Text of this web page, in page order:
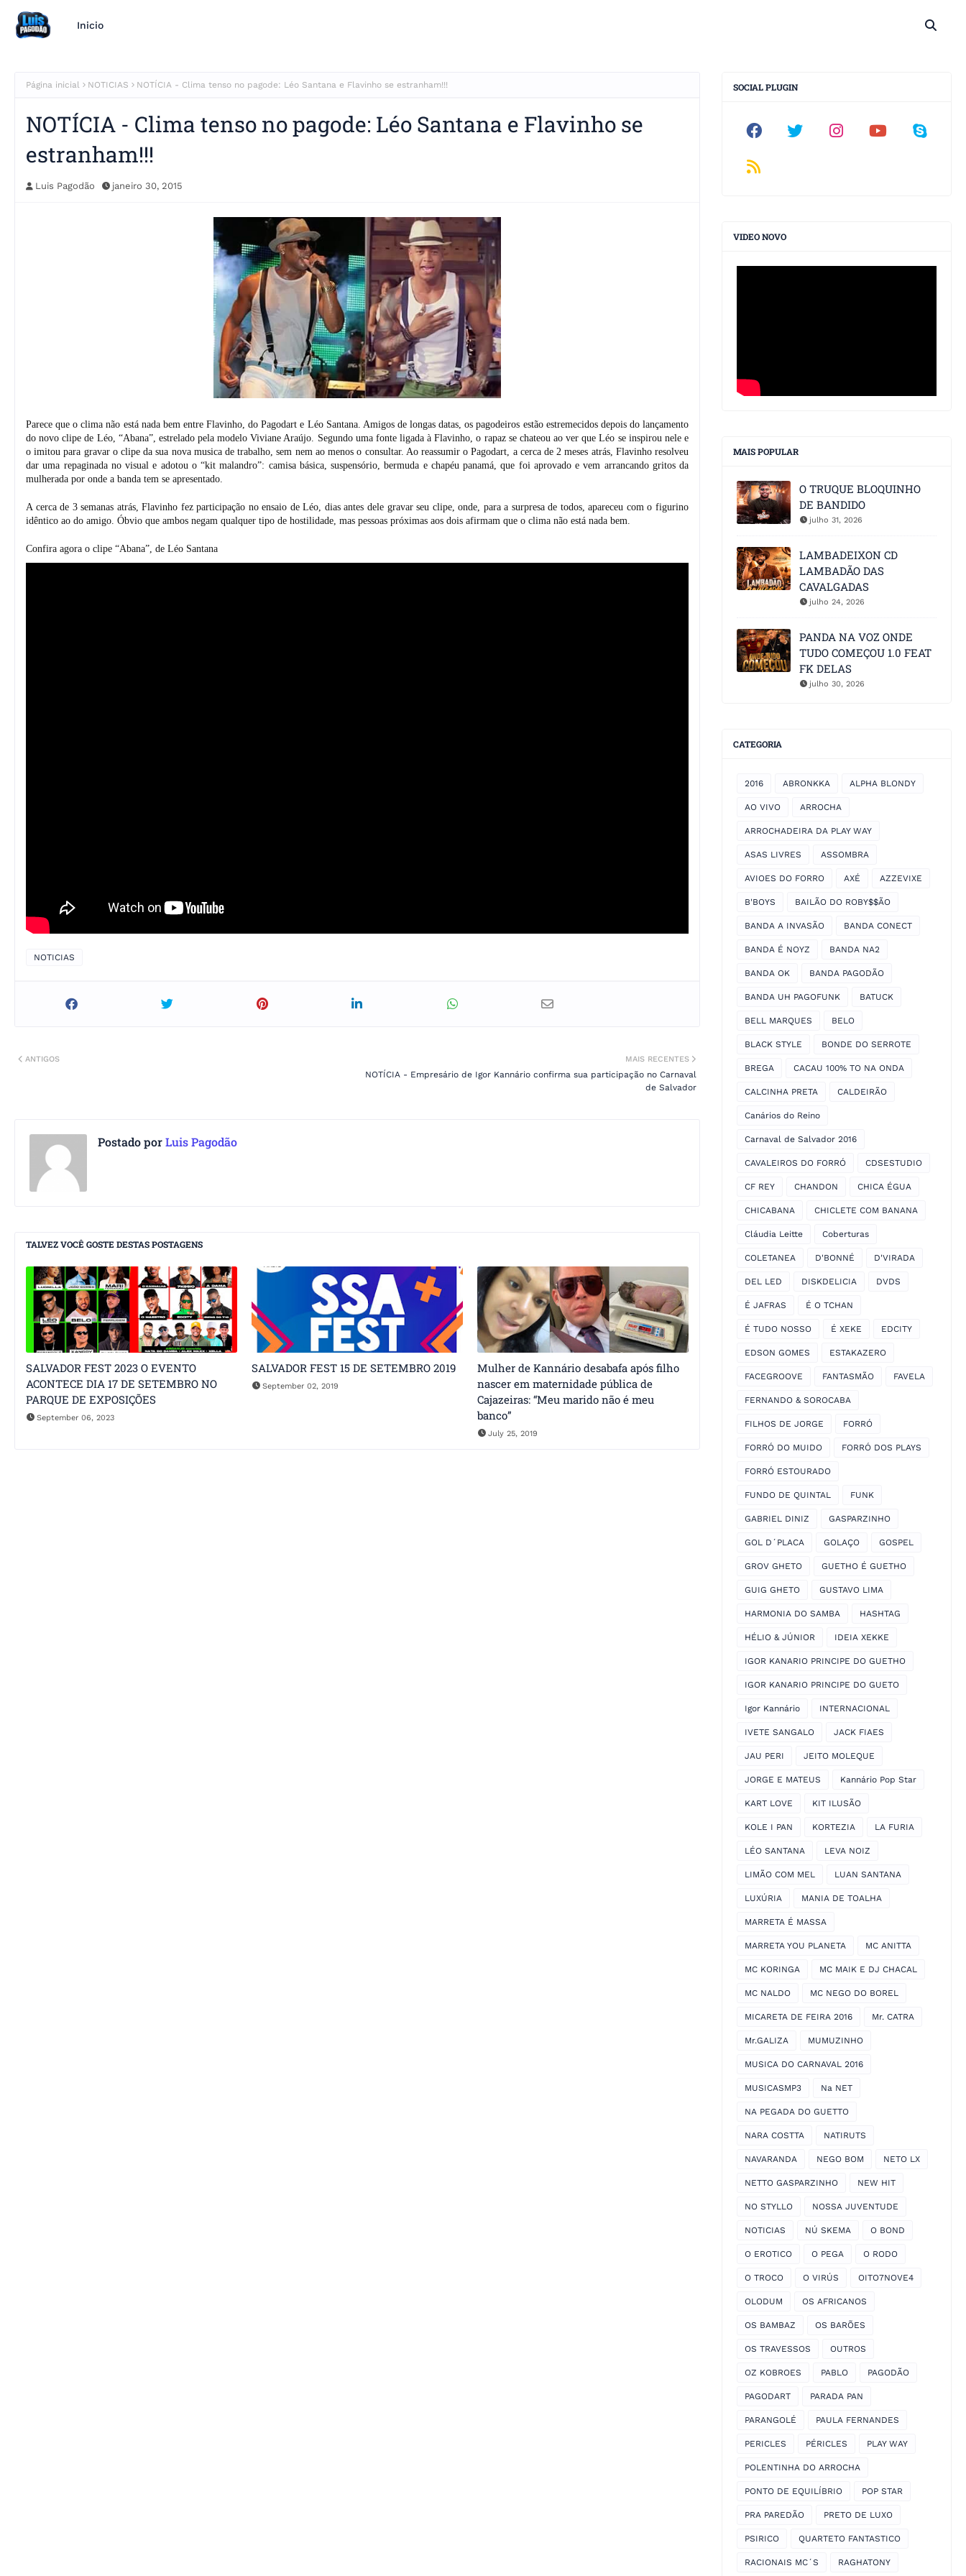
Inicio
Página inicial NOTICIAS NOTÍCIA - Clima tenso no pagode: Léo Santana e Flavinho se estranham!!!
NOTÍCIA - Clima tenso no pagode: Léo Santana e Flavinho se
estranham!!!
Luis Pagodão janeiro 30, 2015
Parece que o clima não está nada bem entre Flavinho, do Pagodart e Léo Santana. Amigos de longas datas, os pagodeiros estão estremecidos depois do lançamento
do novo clipe de Léo, “Abana”, estrelado pela modelo Viviane Araújo. Segundo uma fonte ligada à Flavinho, o rapaz se chateou ao ver que Léo se inspirou nele e
o imitou para gravar o clipe da sua nova musica de trabalho, sem nem ao menos o consultar. Ao reassumir o Pagodart, a cerca de 2 meses atrás, Flavinho resolveu
dar uma repaginada no visual e adotou o “kit malandro”: camisa básica, suspensório, bermuda e chapéu panamá, que foi aprovado e vem arrancando gritos da
mulherada por onde a banda tem se apresentado.
A cerca de 3 semanas atrás, Flavinho fez participação no ensaio de Léo, dias antes dele gravar seu clipe, onde, para a surpresa de todos, apareceu com o figurino
idêntico ao do amigo. Óbvio que ambos negam qualquer tipo de hostilidade, mas pessoas próximas aos dois afirmam que o clima não está nada bem.
Confira agora o clipe “Abana”, de Léo Santana
NOTICIAS
MAIS RECENTES
NOTÍCIA - Empresário de Igor Kannário confirma sua participação no Carnaval
de Salvador
ANTIGOS
Postado porLuis Pagodão
TALVEZ VOCÊ GOSTE DESTAS POSTAGENS
SALVADOR FEST 2023 O EVENTO
ACONTECE DIA 17 DE SETEMBRO NO
PARQUE DE EXPOSIÇÕES
September 06, 2023
SALVADOR FEST 15 DE SETEMBRO 2019
September 02, 2019
Mulher de Kannário desabafa após filho
nascer em maternidade pública de
Cajazeiras: “Meu marido não é meu
banco”
July 25, 2019
SOCIAL PLUGIN
VIDEO NOVO
MAIS POPULAR
O TRUQUE BLOQUINHO
DE BANDIDO
julho 31, 2026
LAMBADEIXON CD
LAMBADÃO DAS
CAVALGADAS
julho 24, 2026
PANDA NA VOZ ONDE
TUDO COMEÇOU 1.0 FEAT
FK DELAS
julho 30, 2026
CATEGORIA
2016 ABRONKKA ALPHA BLONDY
AO VIVO ARROCHA
ARROCHADEIRA DA PLAY WAY
ASAS LIVRES ASSOMBRA
AVIOES DO FORRO AXÉ AZZEVIXE
B'BOYS BAILÃO DO ROBY$$ÃO
BANDA A INVASÃO BANDA CONECT
BANDA É NOYZ BANDA NA2
BANDA OK BANDA PAGODÃO
BANDA UH PAGOFUNK BATUCK
BELL MARQUES BELO
BLACK STYLE BONDE DO SERROTE
BREGA CACAU 100% TO NA ONDA
CALCINHA PRETA CALDEIRÃO
Canários do Reino
Carnaval de Salvador 2016
CAVALEIROS DO FORRÓ CDSESTUDIO
CF REY CHANDON CHICA ÉGUA
CHICABANA CHICLETE COM BANANA
Cláudia Leitte Coberturas
COLETANEA D'BONNÉ D'VIRADA
DEL LED DISKDELICIA DVDS
É JAFRAS É O TCHAN
É TUDO NOSSO É XEKE EDCITY
EDSON GOMES ESTAKAZERO
FACEGROOVE FANTASMÃO FAVELA
FERNANDO & SOROCABA
FILHOS DE JORGE FORRÓ
FORRÓ DO MUIDO FORRÓ DOS PLAYS
FORRÓ ESTOURADO
FUNDO DE QUINTAL FUNK
GABRIEL DINIZ GASPARZINHO
GOL D´PLACA GOLAÇO GOSPEL
GROV GHETO GUETHO É GUETHO
GUIG GHETO GUSTAVO LIMA
HARMONIA DO SAMBA HASHTAG
HÉLIO & JÚNIOR IDEIA XEKKE
IGOR KANARIO PRINCIPE DO GUETHO
IGOR KANARIO PRINCIPE DO GUETO
Igor Kannário INTERNACIONAL
IVETE SANGALO JACK FIAES
JAU PERI JEITO MOLEQUE
JORGE E MATEUS Kannário Pop Star
KART LOVE KIT ILUSÃO
KOLE I PAN KORTEZIA LA FURIA
LÉO SANTANA LEVA NOIZ
LIMÃO COM MEL LUAN SANTANA
LUXÚRIA MANIA DE TOALHA
MARRETA É MASSA
MARRETA YOU PLANETA MC ANITTA
MC KORINGA MC MAIK E DJ CHACAL
MC NALDO MC NEGO DO BOREL
MICARETA DE FEIRA 2016 Mr. CATRA
Mr.GALIZA MUMUZINHO
MUSICA DO CARNAVAL 2016
MUSICASMP3 Na NET
NA PEGADA DO GUETTO
NARA COSTTA NATIRUTS
NAVARANDA NEGO BOM NETO LX
NETTO GASPARZINHO NEW HIT
NO STYLLO NOSSA JUVENTUDE
NOTICIAS NÚ SKEMA O BOND
O EROTICO O PEGA O RODO
O TROCO O VIRÚS OITO7NOVE4
OLODUM OS AFRICANOS
OS BAMBAZ OS BARÕES
OS TRAVESSOS OUTROS
OZ KOBROES PABLO PAGODÃO
PAGODART PARADA PAN
PARANGOLÉ PAULA FERNANDES
PERICLES PÉRICLES PLAY WAY
POLENTINHA DO ARROCHA
PONTO DE EQUILÍBRIO POP STAR
PRA PAREDÃO PRETO DE LUXO
PSIRICO QUARTETO FANTASTICO
RACIONAIS MC´S RAGHATONY